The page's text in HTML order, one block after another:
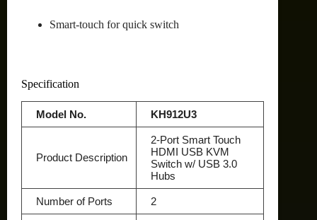
Smart-touch for quick switch
Specification
Model No. KH912U3
Product Description
2-Port Smart Touch
HDMI USB KVM
Switch w/ USB 3.0
Hubs
Number of Ports 2